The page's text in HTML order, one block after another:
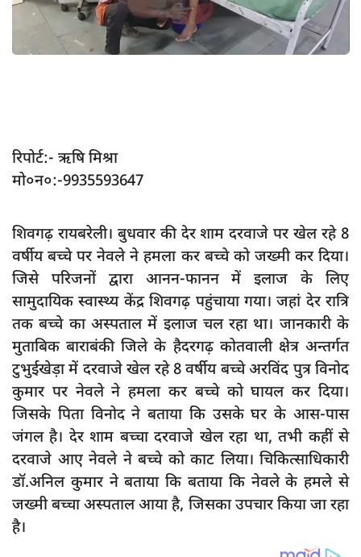
समस्या
Covid-19
स्वास्थ्य
साक्षात्कार
खेल
latest
प्रशासनिक
दुर्घटना
editors-pick
other
Login
Register
English
रिपोर्ट:- ऋषि मिश्रा
मो०न०:-9935593647
शिवगढ़ रायबरेली। बुधवार की देर शाम दरवाजे पर खेल रहे 8
वर्षीय बच्चे पर नेवले ने हमला कर बच्चे को जख्मी कर दिया।
जिसे परिजनों द्वारा आनन-फानन में इलाज के लिए
सामुदायिक स्वास्थ्य केंद्र शिवगढ़ पहुंचाया गया। जहां देर रात्रि
तक बच्चे का अस्पताल में इलाज चल रहा था। जानकारी के
मुताबिक बाराबंकी जिले के हैदरगढ़ कोतवाली क्षेत्र अन्तर्गत
टुभुईखेड़ा में दरवाजे खेल रहे 8 वर्षीय बच्चे अरविंद पुत्र विनोद
कुमार पर नेवले ने हमला कर बच्चे को घायल कर दिया।
जिसके पिता विनोद ने बताया कि उसके घर के आस-पास
जंगल है। देर शाम बच्चा दरवाजे खेल रहा था, तभी कहीं से
दरवाजे आए नेवले ने बच्चे को काट लिया। चिकित्साधिकारी
डॉ.अनिल कुमार ने बताया कि बताया कि नेवले के हमले से
जख्मी बच्चा अस्पताल आया है, जिसका उपचार किया जा रहा
है।